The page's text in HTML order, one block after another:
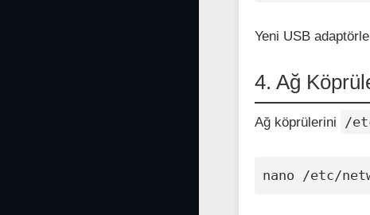
Yeni USB
4. Ağ
Ağ köprülerini /
nano /etc/